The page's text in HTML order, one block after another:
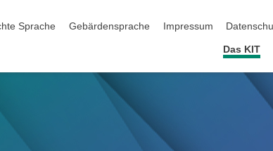
Sprache Gebärdensprache Impressum
Das KIT